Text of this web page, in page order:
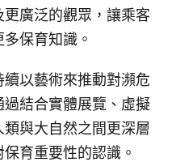
廣泛的觀眾，讓乘客
保育知識。
續以藝術來推動對瀕危
結合實體展覽、虛擬
與大自然之間更深層
育重要性的認識。